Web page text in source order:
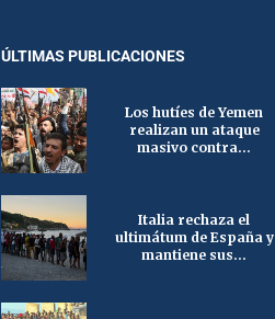
ÚLTIMAS PUBLICACIONES
Los hutíes de Yemen
realizan un ataque
masivo contra...
Italia rechaza el
ultimátum de España y
mantiene sus...